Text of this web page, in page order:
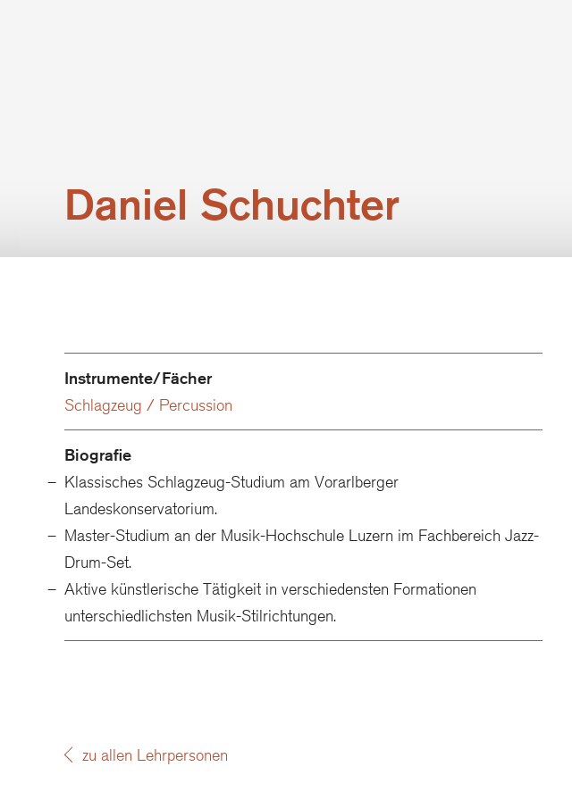
Daniel Schuchter
Instrumente/Fächer
Schlagzeug / Percussion
Biografie
Klassisches Schlagzeug-Studium am Vorarlberger
Landeskonservatorium.
Master-Studium an der Musik-Hochschule Luzern im Fachbereich Jazz-
Drum-Set.
Aktive künstlerische Tätigkeit in verschiedensten Formationen
unterschiedlichsten Musik-Stilrichtungen.
zu allen Lehrpersonen